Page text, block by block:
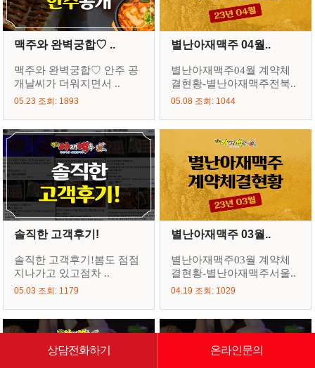
맥주와 완벽궁합♡ ..
맥주와 완벽궁합♡ 안주 공
개날씨가 더워지면서 ..
05.23 조회: 1893
별난아재맥주 04월..
별난아재맥주04월 계약체
결현황-별난아재맥주전북..
05.08 조회: 1044
솔직한 고객후기!
솔직한 고객후기!봄도 점점
지나가고 있고점차 ..
05.03 조회: 1179
별난아재맥주 03월..
별난아재맥주03월 계약체
결현황-별난아재맥주서울..
04.19 조회: 1029
상담전화하기 온라인문의